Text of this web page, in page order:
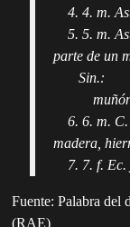
4. 4. m.
5. 5. m.
parte de un
Sin.:
muñón,
6. 6. m. C.
madera,
7. 7. f. Ec.
Fuente: Palabra del
(RAE)